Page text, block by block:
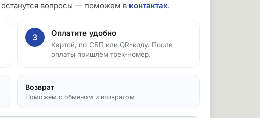
останутся вопросы — поможем в контактах.
3 Оплатите удобно
Картой, по СБП или QR-коду. После
оплаты пришлём трек-номер.
Возврат
Поможем с обменом и возвратом